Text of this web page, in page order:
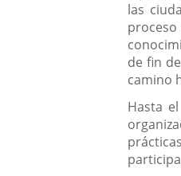
las
de fin
camino
Hasta